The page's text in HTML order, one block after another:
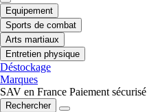
Equipement
Sports de combat
Arts martiaux
Entretien physique
Déstockage
Marques
SAV en France Paiement sécurisé
Rechercher